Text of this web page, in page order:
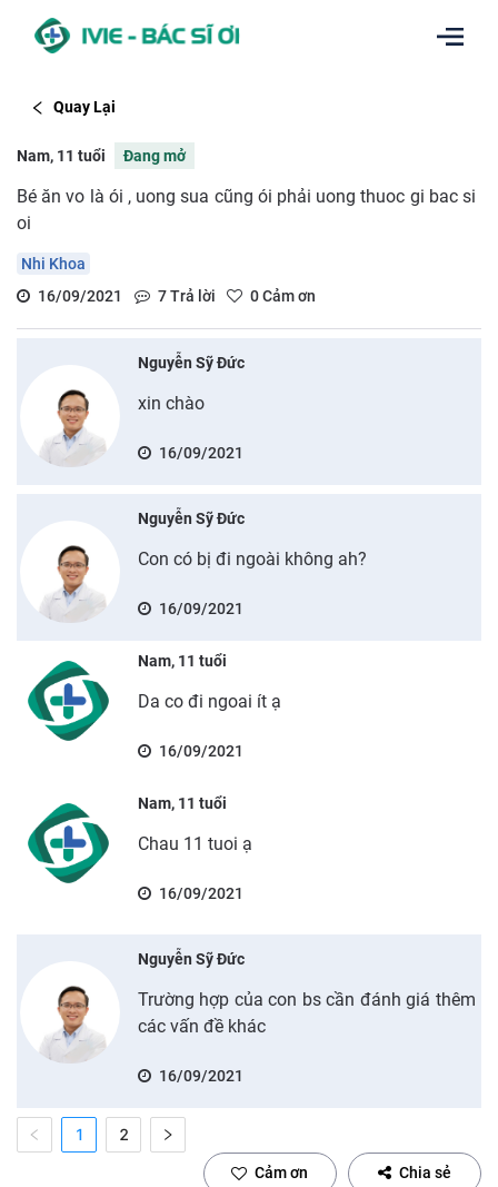
Quay Lại
Nam, 11 tuổi Đang mở
Bé ăn vo là ói , uong sua cũng ói phải uong thuoc gi bac si
oi
Nhi Khoa
16/09/2021
7Trả lời 0Cảm ơn
Nguyễn Sỹ Đức
xin chào
16/09/2021
Nguyễn Sỹ Đức
Con có bị đi ngoài không ah?
16/09/2021
Nam, 11 tuổi
Da co đi ngoai ít ạ
16/09/2021
Nam, 11 tuổi
Chau 11 tuoi ạ
16/09/2021
Nguyễn Sỹ Đức
Trường hợp của con bs cần đánh giá thêm
các vấn đề khác
16/09/2021
1 2
Cảm ơn Chia sẻ